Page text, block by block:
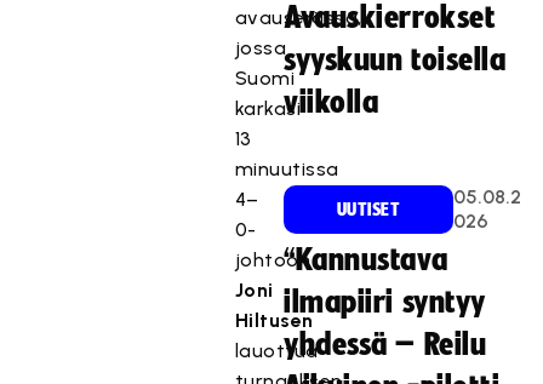
avauserässä,
jossa
Suomi
karkasi
13
minuutissa
4–
0-
johtoon
Joni
Hiltusen
lauottua
Avauskierrokset
syyskuun toisella
viikolla
UUTISET
05.08.2
026
“Kannustava
ilmapiiri syntyy
yhdessä – Reilu